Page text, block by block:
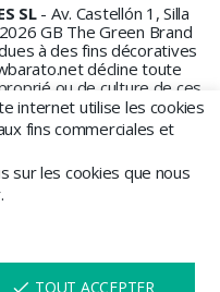
SL- Av. Castellón 1, Silla
GB The Green Brand
à des fins décoratives
décline toute
ou de culture de ces
internet utilise les cookies
fins commerciales et
sur les cookies que nous
TOUT ACCEPTER
SITE